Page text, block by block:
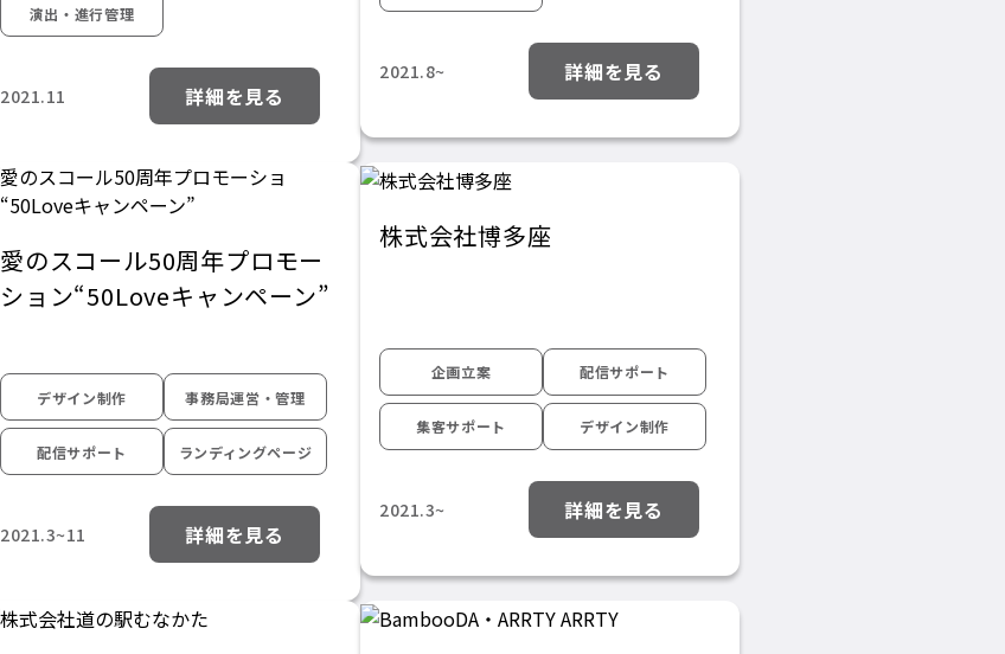
演出・進行管理
2021.11 詳細を見る
2021.8~ 詳細を見る
愛のスコール50周年プロモー
ション“50Loveキャンペーン”
デザイン制作 事務局運営・管理
配信サポート ランディングページ
2021.3~11 詳細を見る
株式会社博多座
企画立案 配信サポート
集客サポート デザイン制作
2021.3~ 詳細を見る